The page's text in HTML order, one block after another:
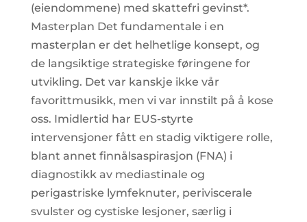
(eiendommene) med skattefri gevinst*.
Masterplan Det fundamentale i en
masterplan er det helhetlige konsept, og
de langsiktige strategiske føringene for
utvikling. Det var kanskje ikke vår
favorittmusikk, men vi var innstilt på å kose
oss. Imidlertid har EUS-styrte
intervensjoner fått en stadig viktigere rolle,
blant annet finnålsaspirasjon (FNA) i
diagnostikk av mediastinale og
perigastriske lymfeknuter, periviscerale
svulster og cystiske lesjoner, særlig i